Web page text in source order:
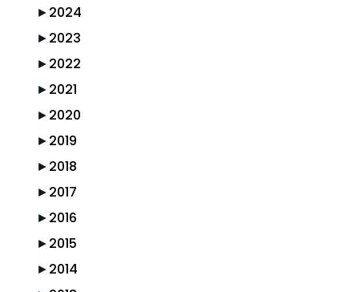
►2024
►2023
►2022
►2021
►2020
►2019
►2018
►2017
►2016
►2015
►2014